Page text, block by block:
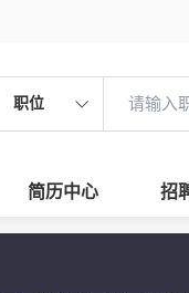
职位
简历中心 招